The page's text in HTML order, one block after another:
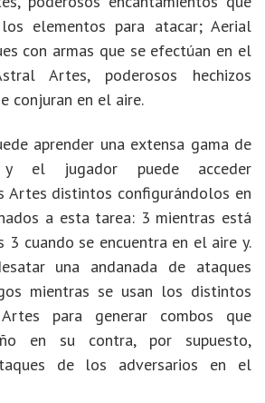
elementos para atacar; Aerial
con armas que se efectúan en el
Artes, poderosos hechizos
conjuran en el aire.
aprender una extensa gama de
y el jugador puede acceder
Artes distintos configurándolos en
a esta tarea: 3 mientras está
cuando se encuentra en el aire y.
una andanada de ataques
mientras se usan los distintos
para generar combos que
en su contra, por supuesto,
de los adversarios en el